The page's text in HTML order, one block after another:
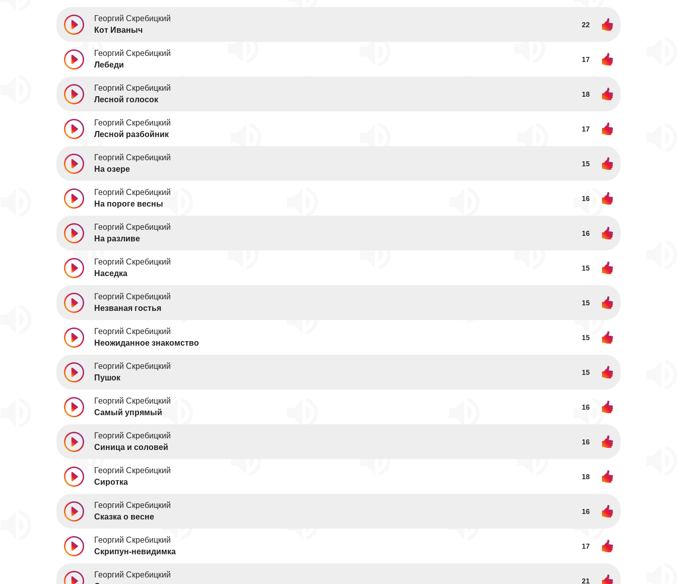
Георгий Скребицкий
Кот Иваныч
22
Георгий Скребицкий
Лебеди
17
Георгий Скребицкий
Лесной голосок
18
Георгий Скребицкий
Лесной разбойник
17
Георгий Скребицкий
На озере
15
Георгий Скребицкий
На пороге весны
16
Георгий Скребицкий
На разливе
16
Георгий Скребицкий
Наседка
15
Георгий Скребицкий
Незваная гостья
15
Георгий Скребицкий
Неожиданное знакомство
15
Георгий Скребицкий
Пушок
15
Георгий Скребицкий
Самый упрямый
16
Георгий Скребицкий
Синица и соловей
16
Георгий Скребицкий
Сиротка
18
Георгий Скребицкий
Сказка о весне
16
Георгий Скребицкий
Скрипун-невидимка
17
Георгий Скребицкий
21